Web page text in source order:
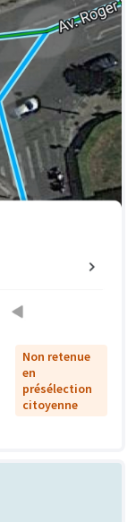
Non retenue
en
présélection
citoyenne